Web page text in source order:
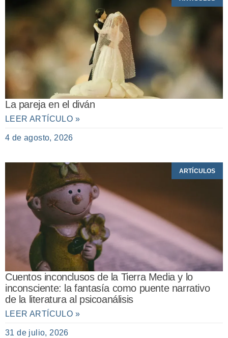
La pareja en el diván
LEER ARTÍCULO »
4 de agosto, 2026
ARTÍCULOS
Cuentos inconclusos de la Tierra Media y lo
inconsciente: la fantasía como puente narrativo
de la literatura al psicoanálisis
LEER ARTÍCULO »
31 de julio, 2026